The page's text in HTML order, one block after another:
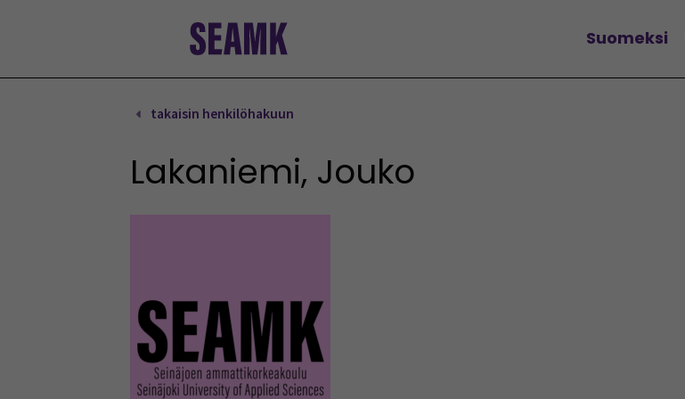
Vaihda kieltä
Suomeksi
takaisin henkilöhakuun
Lakaniemi, Jouko